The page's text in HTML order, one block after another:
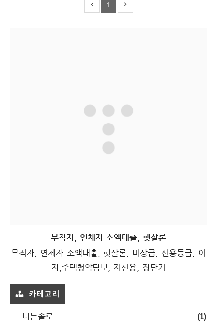
1
무직자, 연체자 소액대출, 햇살론
무직자, 연체자 소액대출, 햇살론, 비상금, 신용등급, 이
자,주택청약담보, 저신용, 장단기
카테고리
나는솔로 (1)